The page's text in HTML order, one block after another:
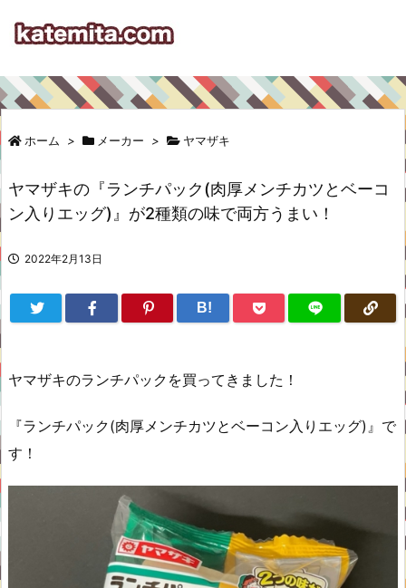
ホーム > メーカー > ヤマザキ
ヤマザキの『ランチパック(肉厚メンチカツとベーコ
ン入りエッグ)』が2種類の味で両方うまい！
2022年2月13日
B!
ヤマザキのランチパックを買ってきました！
『ランチパック(肉厚メンチカツとベーコン入りエッグ)』で
す！